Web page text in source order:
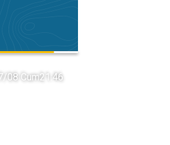
08 Cum21:46